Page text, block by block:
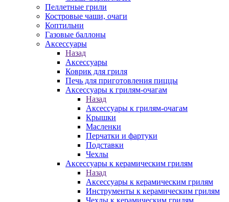
Пеллетные грили
Костровые чаши, очаги
Коптильни
Газовые баллоны
Аксессуары
Назад
Аксессуары
Коврик для гриля
Печь для приготовления пиццы
Аксессуары к грилям-очагам
Назад
Аксессуары к грилям-очагам
Крышки
Масленки
Перчатки и фартуки
Подставки
Чехлы
Аксессуары к керамическим грилям
Назад
Аксессуары к керамическим грилям
Инструменты к керамическим грилям
Чехлы к керамическим грилям